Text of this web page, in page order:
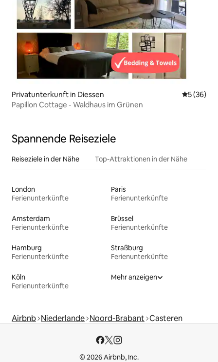
Privatunterkunft in Diessen
5 (36)
Papillon Cottage - Waldhaus im Grünen
Spannende Reiseziele
Reiseziele in der Nähe Top-Attraktionen in der Nähe
London
Ferienunterkünfte
Paris
Ferienunterkünfte
Amsterdam
Ferienunterkünfte
Brüssel
Ferienunterkünfte
Hamburg
Ferienunterkünfte
Straßburg
Ferienunterkünfte
Köln
Ferienunterkünfte
Mehr anzeigen
Airbnb Niederlande Noord-Brabant Casteren
© 2026 Airbnb, Inc.